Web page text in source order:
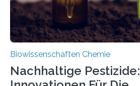
Biowissenschaften Chemie
Nachhaltige Pestizide: